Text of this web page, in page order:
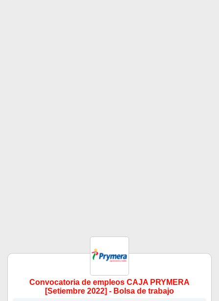
Convocatoria de empleos CAJA PRYMERA
[Setiembre 2022] - Bolsa de trabajo